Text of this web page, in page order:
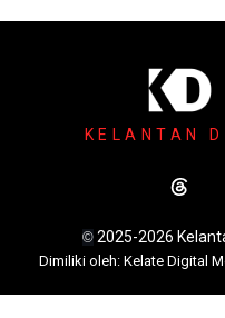
KELANTAN
© 2025-2026
Dimiliki oleh: Kelate Digital